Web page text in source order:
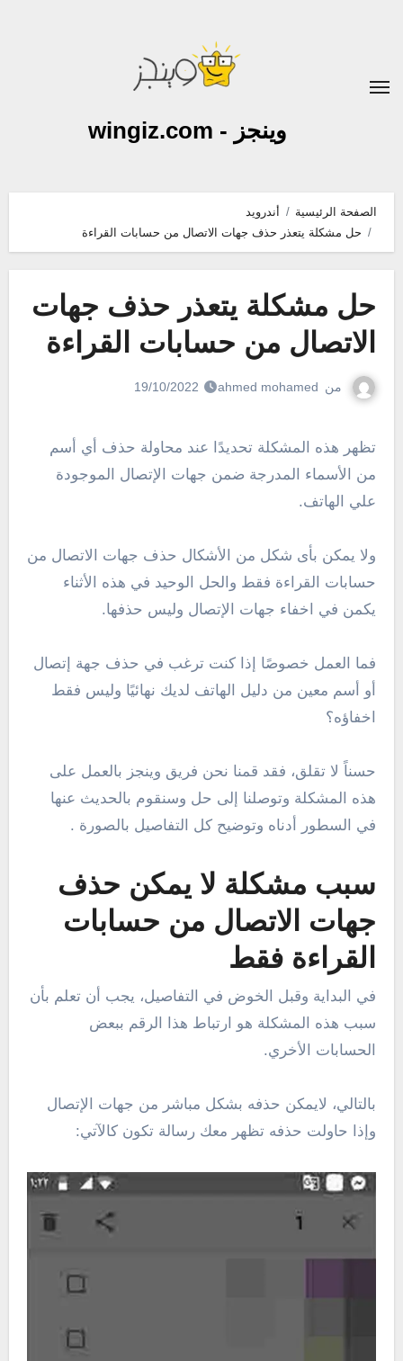
وينجز - wingiz.com
الصفحة الرئيسية
أندرويد
حل مشكلة يتعذر حذف جهات الاتصال من حسابات القراءة
حل مشكلة يتعذر حذف جهات
الاتصال من حسابات القراءة
من ahmed mohamed
19/10/2022
تظهر هذه المشكلة تحديدًا عند محاولة حذف أي أسم
من الأسماء المدرجة ضمن جهات الإتصال الموجودة
علي الهاتف.
ولا يمكن بأى شكل من الأشكال حذف جهات الاتصال من
حسابات القراءة فقط والحل الوحيد في هذه الأثناء
يكمن في اخفاء جهات الإتصال وليس حذفها.
فما العمل خصوصًا إذا كنت ترغب في حذف جهة إتصال
أو أسم معين من دليل الهاتف لديك نهائيًا وليس فقط
اخفاؤه؟
حسناً لا تقلق، فقد قمنا نحن فريق وينجز بالعمل على
هذه المشكلة وتوصلنا إلى حل وسنقوم بالحديث عنها
في السطور أدناه وتوضيح كل التفاصيل بالصورة .
سبب مشكلة لا يمكن حذف
جهات الاتصال من حسابات
القراءة فقط
في البداية وقبل الخوض في التفاصيل، يجب أن تعلم بأن
سبب هذه المشكلة هو ارتباط هذا الرقم ببعض
الحسابات الأخري.
بالتالي، لايمكن حذفه بشكل مباشر من جهات الإتصال
وإذا حاولت حذفه تظهر معك رسالة تكون كالآتي: